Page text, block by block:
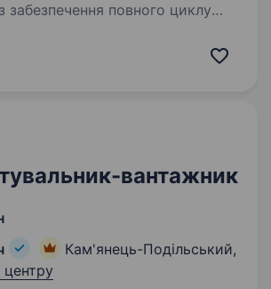
забезпечення повного циклу
та вітчизняних брендів
вантажник
Кам'янець-Подільський,
центру